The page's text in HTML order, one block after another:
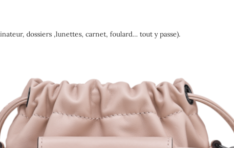
dossiers ,lunettes, carnet, foulard… tout y passe).